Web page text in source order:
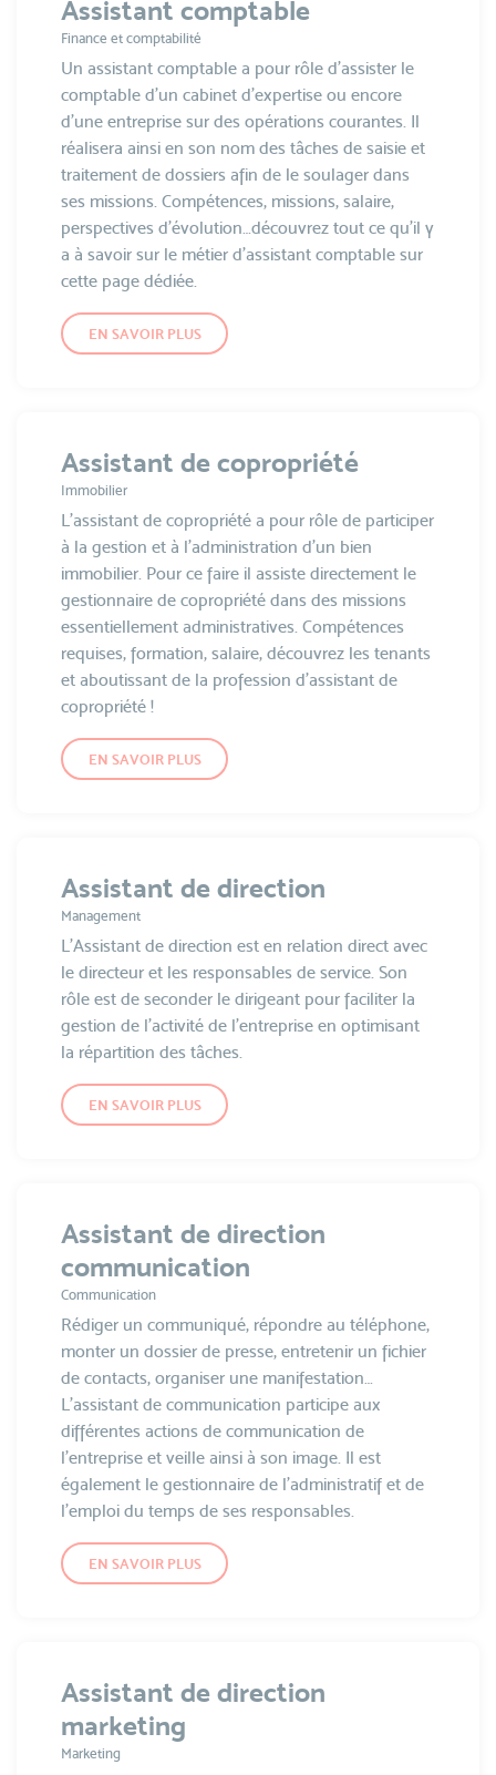
Assistant comptable
Finance et comptabilité
Un assistant comptable a pour rôle d’assister le
comptable d’un cabinet d’expertise ou encore
d’une entreprise sur des opérations courantes. Il
réalisera ainsi en son nom des tâches de saisie et
traitement de dossiers afin de le soulager dans
ses missions. Compétences, missions, salaire,
perspectives d’évolution…découvrez tout ce qu’il y
a à savoir sur le métier d’assistant comptable sur
cette page dédiée.
EN SAVOIR PLUS
Assistant de copropriété
Immobilier
L’assistant de copropriété a pour rôle de participer
à la gestion et à l’administration d’un bien
immobilier. Pour ce faire il assiste directement le
gestionnaire de copropriété dans des missions
essentiellement administratives. Compétences
requises, formation, salaire, découvrez les tenants
et aboutissant de la profession d’assistant de
copropriété !
EN SAVOIR PLUS
Assistant de direction
Management
L’Assistant de direction est en relation direct avec
le directeur et les responsables de service. Son
rôle est de seconder le dirigeant pour faciliter la
gestion de l'activité de l'entreprise en optimisant
la répartition des tâches.
EN SAVOIR PLUS
Assistant de direction
communication
Communication
Rédiger un communiqué, répondre au téléphone,
monter un dossier de presse, entretenir un fichier
de contacts, organiser une manifestation…
L’assistant de communication participe aux
différentes actions de communication de
l’entreprise et veille ainsi à son image. Il est
également le gestionnaire de l'administratif et de
l'emploi du temps de ses responsables.
EN SAVOIR PLUS
Assistant de direction
marketing
Marketing